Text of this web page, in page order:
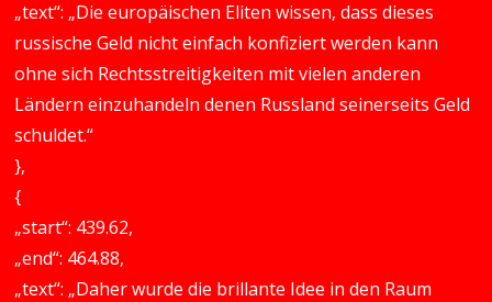
„text“: „Die europäischen Eliten wissen, dass dieses
russische Geld nicht einfach konfiziert werden kann
ohne sich Rechtsstreitigkeiten mit vielen anderen
Ländern einzuhandeln denen Russland seinerseits Geld
schuldet.“
},
{
„start“: 439.62,
„end“: 464.88,
„text“: „Daher wurde die brillante Idee in den Raum